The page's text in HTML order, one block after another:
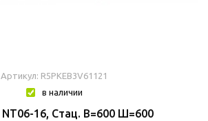
Артикул: R5PKEB3V61121
в наличии
NT06-16, Стац. В=600 Ш=600